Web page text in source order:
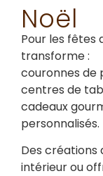
Noël
Pour les fêtes
transforme :
couronnes de
centres de
cadeaux
personnalisés.
Des
intérieur ou